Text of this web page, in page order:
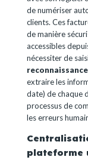
de numériser
clients. Ces
de manière
accessibles
nécessiter de
extraire les
date) de chaque
processus de
les erreurs
plateforme